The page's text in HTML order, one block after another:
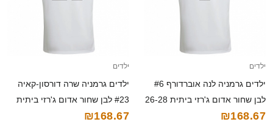
ילדים
ילדים גרמניה לנה אוברדורף #6
לבן שחור אדום ג'רזי ביתית 26-28
חולצה קצרה
₪168.67
ילדים
ילדים גרמניה שרה דורסון-קאיה
#23 לבן שחור אדום ג'רזי ביתית
26-28 חולצה קצרה
₪168.67